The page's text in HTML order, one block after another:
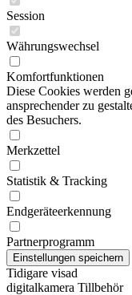
Session
Währungswechsel
Komfortfunktionen
Diese Cookies werden
ansprechender zu
des Besuchers.
Merkzettel
Statistik & Tracking
Endgeräteerkennung
Partnerprogramm
Tidigare visad
digitalkamera Tillbehör